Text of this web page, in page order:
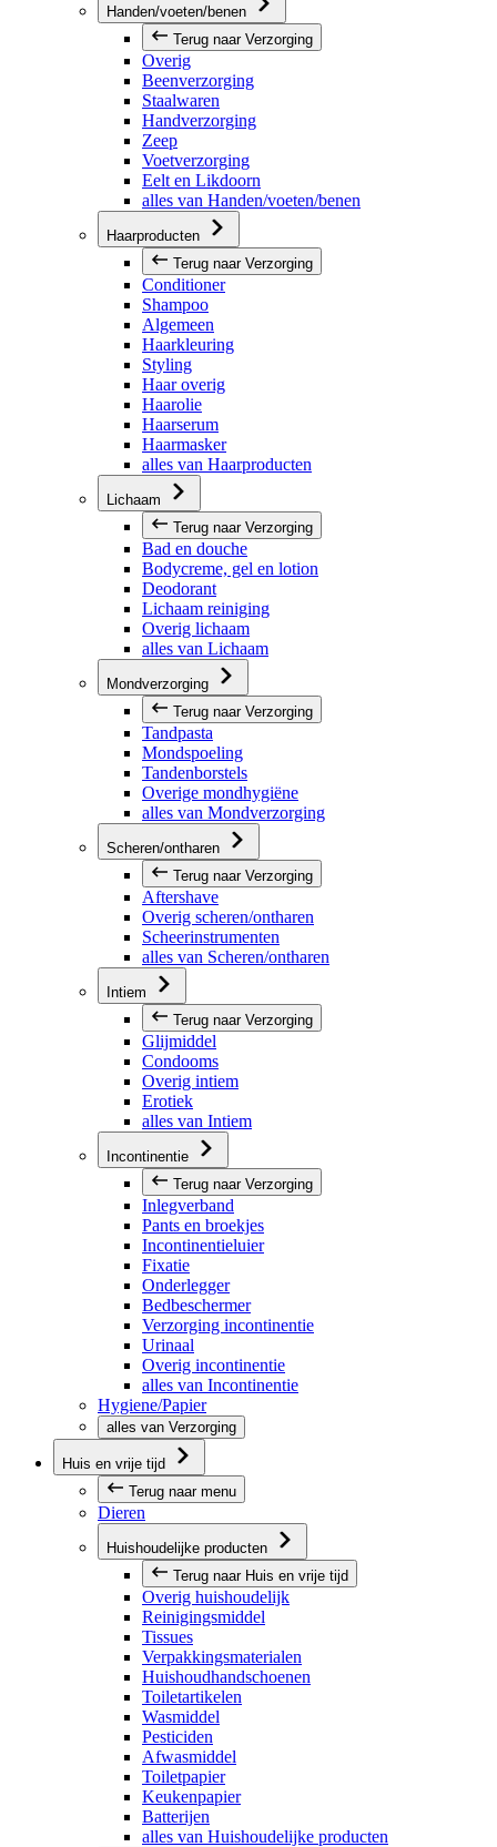
Handen/voeten/benen
Terug naar Verzorging
Overig
Beenverzorging
Staalwaren
Handverzorging
Zeep
Voetverzorging
Eelt en Likdoorn
alles van Handen/voeten/benen
Haarproducten
Terug naar Verzorging
Conditioner
Shampoo
Algemeen
Haarkleuring
Styling
Haar overig
Haarolie
Haarserum
Haarmasker
alles van Haarproducten
Lichaam
Terug naar Verzorging
Bad en douche
Bodycreme, gel en lotion
Deodorant
Lichaam reiniging
Overig lichaam
alles van Lichaam
Mondverzorging
Terug naar Verzorging
Tandpasta
Mondspoeling
Tandenborstels
Overige mondhygiëne
alles van Mondverzorging
Scheren/ontharen
Terug naar Verzorging
Aftershave
Overig scheren/ontharen
Scheerinstrumenten
alles van Scheren/ontharen
Intiem
Terug naar Verzorging
Glijmiddel
Condooms
Overig intiem
Erotiek
alles van Intiem
Incontinentie
Terug naar Verzorging
Inlegverband
Pants en broekjes
Incontinentieluier
Fixatie
Onderlegger
Bedbeschermer
Verzorging incontinentie
Urinaal
Overig incontinentie
alles van Incontinentie
Hygiene/Papier
alles van Verzorging
Huis en vrije tijd
Terug naar menu
Dieren
Huishoudelijke producten
Terug naar Huis en vrije tijd
Overig huishoudelijk
Reinigingsmiddel
Tissues
Verpakkingsmaterialen
Huishoudhandschoenen
Toiletartikelen
Wasmiddel
Pesticiden
Afwasmiddel
Toiletpapier
Keukenpapier
Batterijen
alles van Huishoudelijke producten